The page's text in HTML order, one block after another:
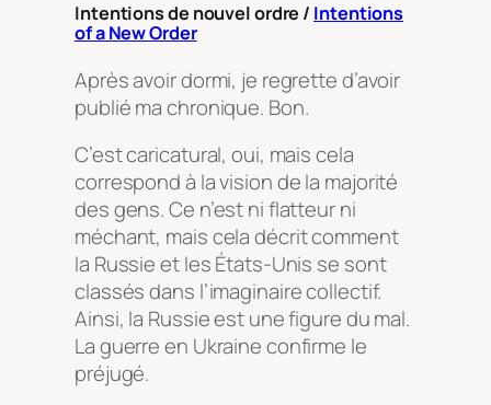
Intentions de nouvel ordre / Intentions
of a New Order
Après avoir dormi, je regrette d’avoir
publié ma chronique. Bon.
C’est caricatural, oui, mais cela
correspond à la vision de la majorité
des gens. Ce n’est ni flatteur ni
méchant, mais cela décrit comment
la Russie et les États-Unis se sont
classés dans l’imaginaire collectif.
Ainsi, la Russie est une figure du mal.
La guerre en Ukraine confirme le
préjugé.